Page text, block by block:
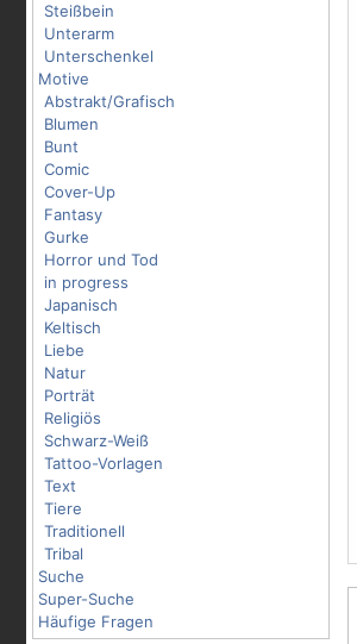
Steißbein
Unterarm
Unterschenkel
Motive
Abstrakt/Grafisch
Blumen
Bunt
Comic
Cover-Up
Fantasy
Gurke
Horror und Tod
in progress
Japanisch
Keltisch
Liebe
Natur
Porträt
Religiös
Schwarz-Weiß
Tattoo-Vorlagen
Text
Tiere
Traditionell
Tribal
Suche
Super-Suche
Häufige Fragen